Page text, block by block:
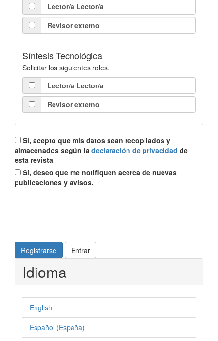
Lector/a Lector/a
Revisor externo
Síntesis Tecnológica
Solicitar los siguientes roles.
Lector/a Lector/a
Revisor externo
Sí, acepto que mis datos sean recopilados y
almacenados según la declaración de privacidad de
esta revista.
publicaciones y avisos.
Registrarse Entrar
Idioma
English
Español (España)